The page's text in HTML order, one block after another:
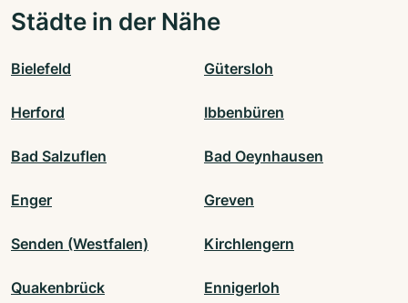
Städte in der Nähe
Bielefeld Gütersloh
Herford Ibbenbüren
Bad Salzuflen Bad Oeynhausen
Enger Greven
Senden (Westfalen) Kirchlengern
Quakenbrück Ennigerloh